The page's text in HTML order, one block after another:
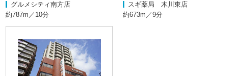
グルメシティ南方店
約787m／10分
スギ薬局 木川東店
約673m／9分